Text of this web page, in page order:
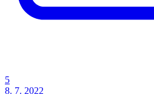
5
8. 7. 2022